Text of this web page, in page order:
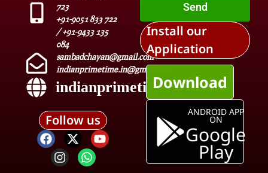
723
+91-9051 833 722
/ +91-9433 135
084
sambadchayan@gmail.com
indianprimetime.in@gmail.com
indianprimetime.in
Follow us
Send
Install our
Application
Download
ANDROID APP
ON
Google
Play